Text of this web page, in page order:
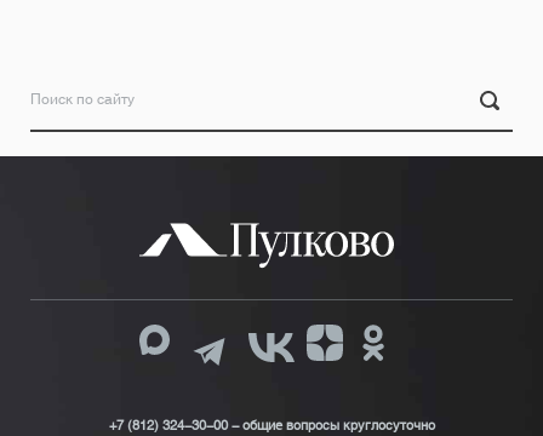
+7 (812) 324-30-00 - общие вопросы круглосуточно